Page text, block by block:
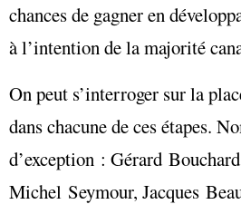
chances de gagner en
à l’intention de la majorité
On peut s’interroger sur la
dans chacune de ces étapes.
d’exception : Gérard
Michel Seymour, Jacques